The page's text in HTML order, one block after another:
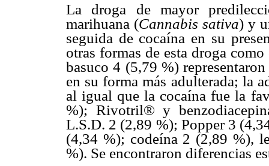
La droga de mayor
marihuana (Cannabis sativa) y
seguida de cocaína en su
otras formas de esta droga
basuco 4 (5,79 %)
en su forma más adulterada; la
al igual que la cocaína fue la
%); Rivotril® y
L.S.D. 2 (2,89 %); Popper 3
(4,34 %); codeína 2 (2,89 %),
%). Se encontraron diferencias